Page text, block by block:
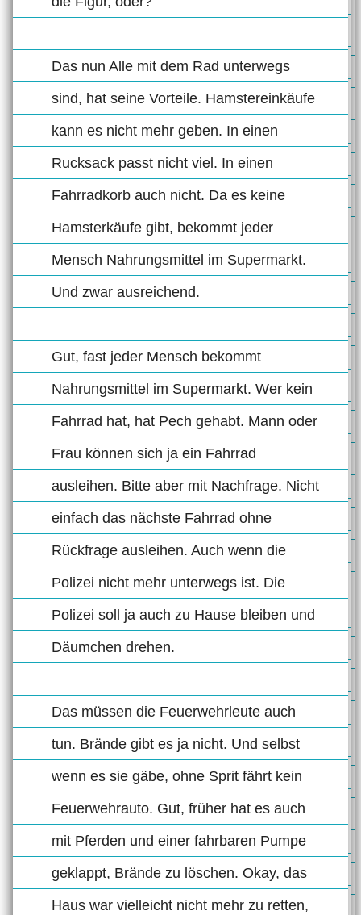
Das nun Alle mit dem Rad unterwegs
sind, hat seine Vorteile. Hamstereinkäufe
kann es nicht mehr geben. In einen
Rucksack passt nicht viel. In einen
Fahrradkorb auch nicht. Da es keine
Hamsterkäufe gibt, bekommt jeder
Mensch Nahrungsmittel im Supermarkt.
Und zwar ausreichend.
Gut, fast jeder Mensch bekommt
Nahrungsmittel im Supermarkt. Wer kein
Fahrrad hat, hat Pech gehabt. Mann oder
Frau können sich ja ein Fahrrad
ausleihen. Bitte aber mit Nachfrage. Nicht
einfach das nächste Fahrrad ohne
Rückfrage ausleihen. Auch wenn die
Polizei nicht mehr unterwegs ist. Die
Polizei soll ja auch zu Hause bleiben und
Däumchen drehen.
Das müssen die Feuerwehrleute auch
tun. Brände gibt es ja nicht. Und selbst
wenn es sie gäbe, ohne Sprit fährt kein
Feuerwehrauto. Gut, früher hat es auch
mit Pferden und einer fahrbaren Pumpe
geklappt, Brände zu löschen. Okay, das
Haus war vielleicht nicht mehr zu retten,